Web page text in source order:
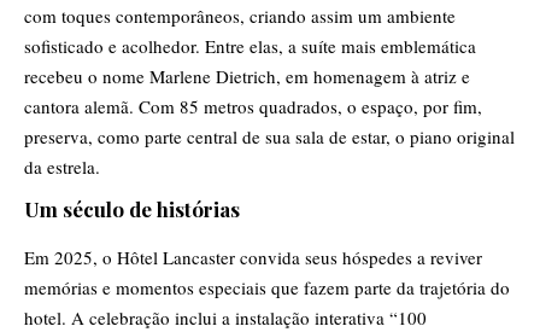
com toques contemporâneos, criando assim um ambiente
sofisticado e acolhedor. Entre elas, a suíte mais emblemática
recebeu o nome Marlene Dietrich, em homenagem à atriz e
cantora alemã. Com 85 metros quadrados, o espaço, por fim,
preserva, como parte central de sua sala de estar, o piano original
da estrela.
Um século de histórias
Em 2025, o Hôtel Lancaster convida seus hóspedes a reviver
memórias e momentos especiais que fazem parte da trajetória do
hotel. A celebração inclui a instalação interativa “100